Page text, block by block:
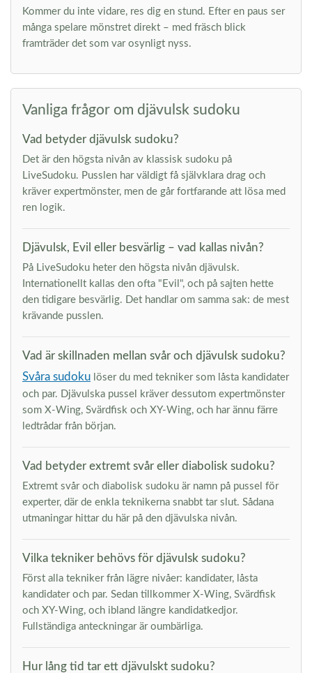
Kommer du inte vidare, res dig en stund. Efter en paus ser
många spelare mönstret direkt – med fräsch blick
framträder det som var osynligt nyss.
Vanliga frågor om djävulsk sudoku
Vad betyder djävulsk sudoku?
Det är den högsta nivån av klassisk sudoku på
LiveSudoku. Pusslen har väldigt få självklara drag och
kräver expertmönster, men de går fortfarande att lösa med
ren logik.
Djävulsk, Evil eller besvärlig – vad kallas nivån?
På LiveSudoku heter den högsta nivån djävulsk.
Internationellt kallas den ofta "Evil", och på sajten hette
den tidigare besvärlig. Det handlar om samma sak: de mest
krävande pusslen.
Vad är skillnaden mellan svår och djävulsk sudoku?
Svåra sudoku löser du med tekniker som låsta kandidater
och par. Djävulska pussel kräver dessutom expertmönster
som X-Wing, Svärdfisk och XY-Wing, och har ännu färre
ledtrådar från början.
Vad betyder extremt svår eller diabolisk sudoku?
Extremt svår och diabolisk sudoku är namn på pussel för
experter, där de enkla teknikerna snabbt tar slut. Sådana
utmaningar hittar du här på den djävulska nivån.
Vilka tekniker behövs för djävulsk sudoku?
Först alla tekniker från lägre nivåer: kandidater, låsta
kandidater och par. Sedan tillkommer X-Wing, Svärdfisk
och XY-Wing, och ibland längre kandidatkedjor.
Fullständiga anteckningar är oumbärliga.
Hur lång tid tar ett djävulskt sudoku?